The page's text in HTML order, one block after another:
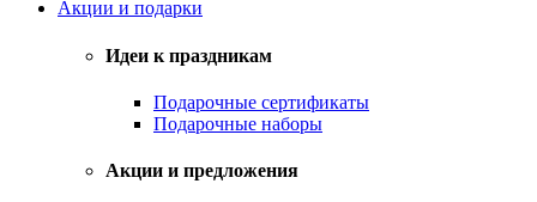
Акции и подарки
Идеи к праздникам
Подарочные сертификаты
Подарочные наборы
Акции и предложения